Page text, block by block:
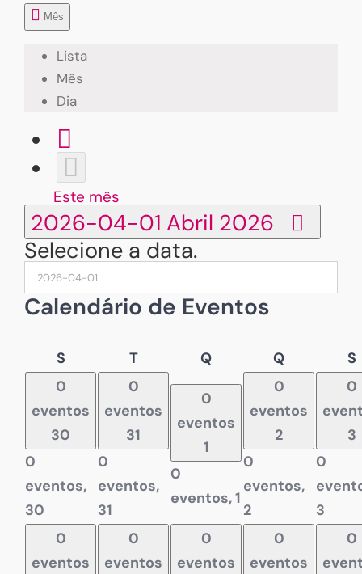
Mês
Lista
Mês
Dia
Este mês
2026-04-01 Abril 2026
Selecione a data.
Calendário de Eventos
SSegunda-
feira
TTerça-
feira
QQuarta-
feira
QQuinta-
S
0
eventos
30
0
eventos,
30
0
eventos
31
0
eventos,
31
0
eventos
1
0
eventos,1
0
eventos
2
0
eventos,
2
0
3
0
3
0
eventos
0
eventos
0
eventos
0
eventos
0